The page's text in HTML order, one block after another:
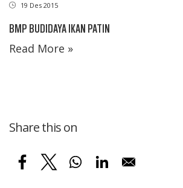
19 Des 2015
BMP BUDIDAYA IKAN PATIN
Read More »
Share this on